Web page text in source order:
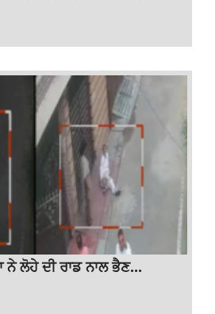
ਲੋਹੇ ਦੀ ਰਾਡ ਨਾਲ ਭੈਣ...